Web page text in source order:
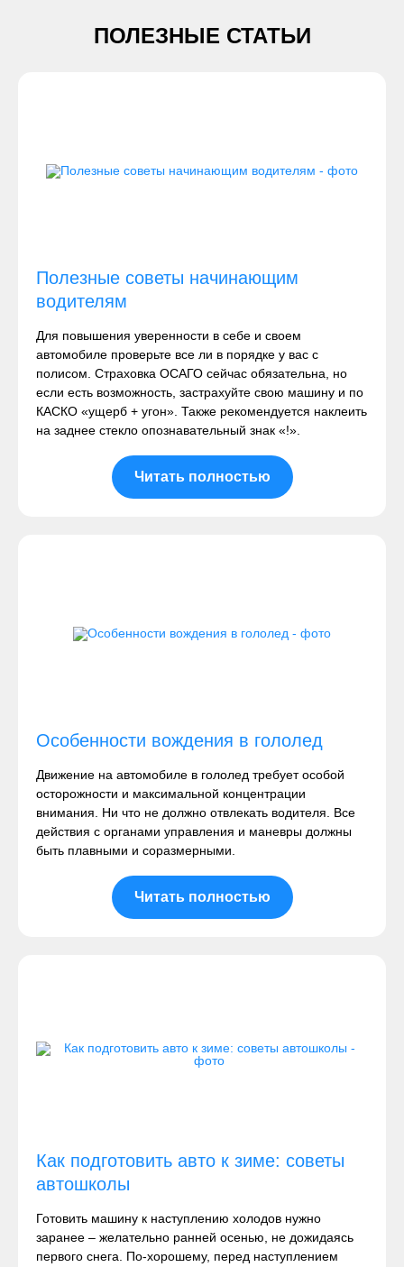
ПОЛЕЗНЫЕ СТАТЬИ
Полезные советы начинающим
водителям
Для повышения уверенности в себе и своем
автомобиле проверьте все ли в порядке у вас с
полисом. Страховка ОСАГО сейчас обязательна, но
если есть возможность, застрахуйте свою машину и по
КАСКО «ущерб + угон». Также рекомендуется наклеить
на заднее стекло опознавательный знак «!».
Читать полностью
Особенности вождения в гололед
Движение на автомобиле в гололед требует особой
осторожности и максимальной концентрации
внимания. Ни что не должно отвлекать водителя. Все
действия с органами управления и маневры должны
быть плавными и соразмерными.
Читать полностью
Как подготовить авто к зиме: советы
автошколы
Готовить машину к наступлению холодов нужно
заранее – желательно ранней осенью, не дожидаясь
первого снега. По-хорошему, перед наступлением